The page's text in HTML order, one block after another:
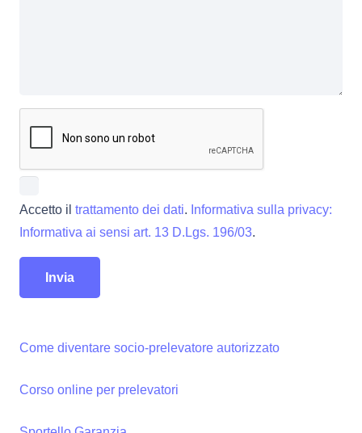
Accetto il trattamento dei dati. Informativa sulla privacy:
Informativa ai sensi art. 13 D.Lgs. 196/03.
Come diventare socio-prelevatore autorizzato
Corso online per prelevatori